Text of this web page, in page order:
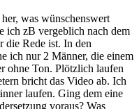
was wünschenswert
ich zB vergeblich nach dem
die Rede ist. In den
ich nur 2 Männer, die einem
ohne Ton. Plötzlich laufen
bricht das Video ab. Ich
laufen. Ging dem eine
voraus? Was